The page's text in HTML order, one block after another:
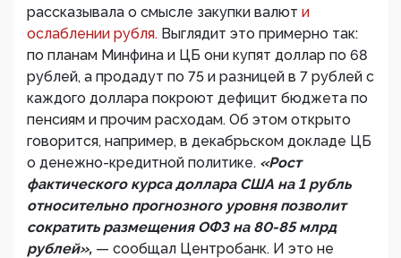
рассказывала о смысле закупки валют и
ослаблении рубля. Выглядит это примерно так:
по планам Минфина и ЦБ они купят доллар по 68
рублей, а продадут по 75 и разницей в 7 рублей с
каждого доллара покроют дефицит бюджета по
пенсиям и прочим расходам. Об этом открыто
говорится, например, в декабрьском докладе ЦБ
о денежно-кредитной политике. «Рост
фактического курса доллара США на 1 рубль
относительно прогнозного уровня позволит
сократить размещения ОФЗ на 80-85 млрд
рублей», — сообщал Центробанк. И это не